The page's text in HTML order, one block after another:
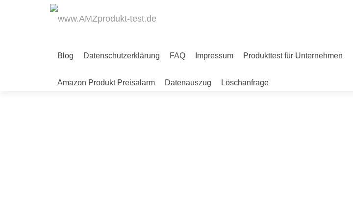
Blog Datenschutzerklärung FAQ Impressum Produkttest für Unternehmen
Amazon Produkt Preisalarm Datenauszug Löschanfrage